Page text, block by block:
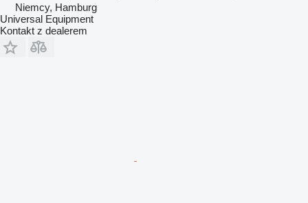
Niemcy, Hamburg
Universal Equipment
Kontakt z dealerem